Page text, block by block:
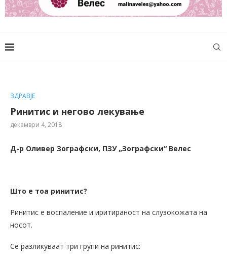
ЗДРАВЈЕ
Ринитис и негово лекување
декември 4, 2018
Д-р Оливер Зографски, ПЗУ „Зографски“ Велес
Што е тоа ринитис?
Ринитис е воспаление и иритираност на слузокожата на
носот.
Се разликуваат три групи на ринитис: